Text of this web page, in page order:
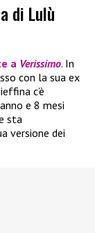
di Lulù
a Verissimo. In
con la sua ex
c’è
e 8 mesi
sta
versione dei